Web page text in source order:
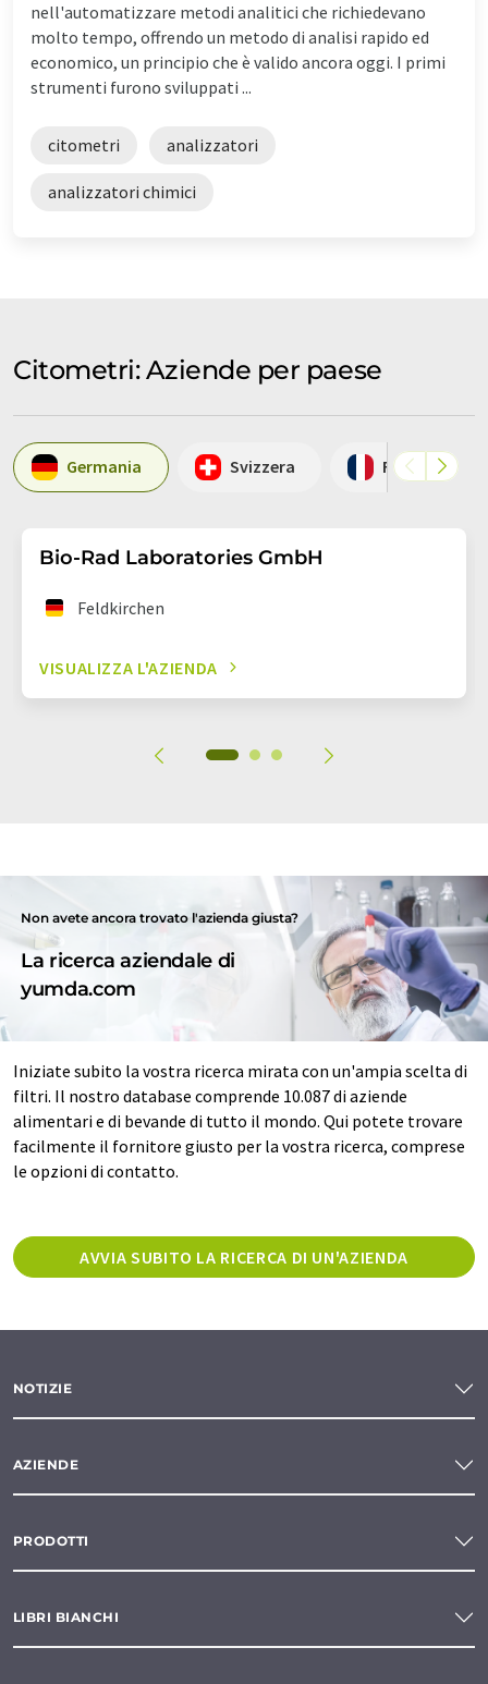
nell'automatizzare metodi analitici che richiedevano
molto tempo, offrendo un metodo di analisi rapido ed
economico, un principio che è valido ancora oggi. I primi
strumenti furono sviluppati ...
citometri analizzatori
analizzatori chimici
Citometri: Aziende per paese
Germania Svizzera Francia
Bio-Rad Laboratories GmbH
Feldkirchen
VISUALIZZA L'AZIENDA
Non avete ancora trovato l'azienda giusta?
La ricerca aziendale di
yumda.com
Iniziate subito la vostra ricerca mirata con un'ampia scelta di
filtri. Il nostro database comprende 10.087 di aziende
alimentari e di bevande di tutto il mondo. Qui potete trovare
facilmente il fornitore giusto per la vostra ricerca, comprese
le opzioni di contatto.
AVVIA SUBITO LA RICERCA DI UN'AZIENDA
NOTIZIE
AZIENDE
PRODOTTI
LIBRI BIANCHI